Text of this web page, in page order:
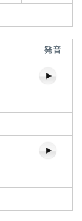
発音